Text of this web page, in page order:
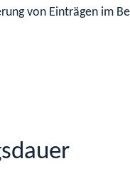
von Einträgen im